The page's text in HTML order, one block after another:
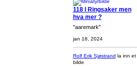
118 I Ringsaker men
hva mer ?
"aaremark"
jan 18, 2024
Rolf Erik Sjøstrand la inn et
bilde